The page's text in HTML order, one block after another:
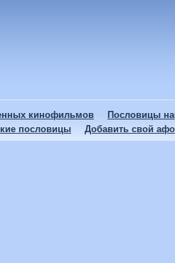
кинофильмов
Пословицы
пословицы Добавить свой